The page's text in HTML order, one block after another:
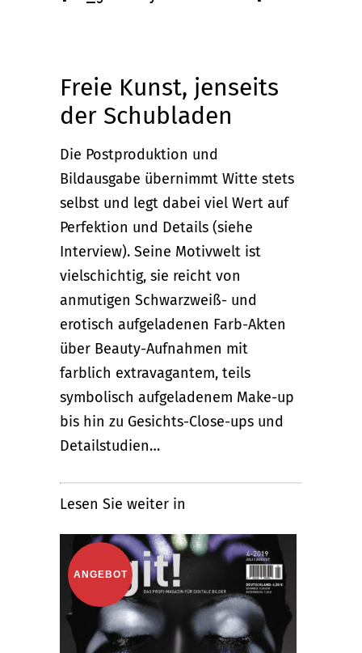
Freie Kunst, jenseits
der Schubladen
Die Postproduktion und
Bildausgabe übernimmt Witte stets
selbst und legt dabei viel Wert auf
Perfektion und Details (siehe
Interview). Seine Motivwelt ist
vielschichtig, sie reicht von
anmutigen Schwarzweiß- und
erotisch aufgeladenen Farb-Akten
über Beauty-Aufnahmen mit
farblich extravagantem, teils
symbolisch aufgeladenem Make-up
bis hin zu Gesichts-Close-ups und
Detailstudien…
Lesen Sie weiter in
ANGEBOT